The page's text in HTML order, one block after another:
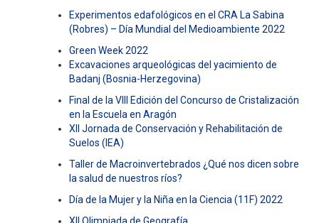
Experimentos edafológicos en el CRA La Sabina
(Robres) – Día Mundial del Medioambiente 2022
Green Week 2022
Excavaciones arqueológicas del yacimiento de
Badanj (Bosnia-Herzegovina)
Final de la VIII Edición del Concurso de Cristalización
en la Escuela en Aragón
XII Jornada de Conservación y Rehabilitación de
Suelos (IEA)
Taller de Macroinvertebrados ¿Qué nos dicen sobre
la salud de nuestros ríos?
Día de la Mujer y la Niña en la Ciencia (11F) 2022